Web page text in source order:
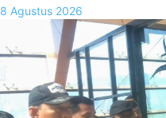
8 Agustus 2026